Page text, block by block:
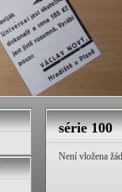
série 100
Není vložena